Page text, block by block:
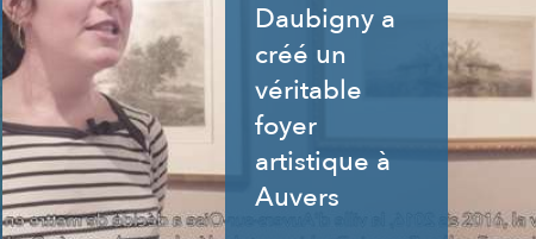
Daubigny a
créé un
véritable
foyer
artistique à
Auvers